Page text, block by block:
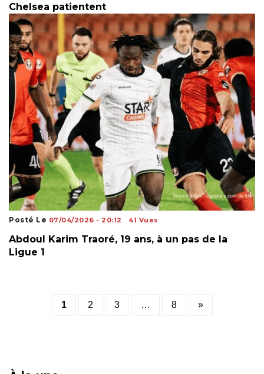
Chelsea patientent
Posté Le 07/04/2026 - 20:12 41 Vues
Abdoul Karim Traoré, 19 ans, à un pas de la
Ligue 1
Posts
1 2 3 … 8 »